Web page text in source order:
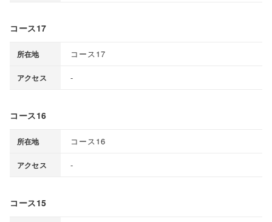
コース17
所在地 コース17
アクセス -
コース16
所在地 コース16
アクセス -
コース15